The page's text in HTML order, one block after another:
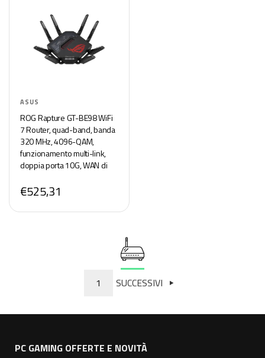
ASUS
ROG Rapture GT-BE98 WiFi
7 Router, quad-band, banda
320 MHz, 4096-QAM,
funzionamento multi-link,
doppia porta 10G, WAN di
compatibilità AiMesh
€525,31
1 SUCCESSIVI
PC GAMING OFFERTE E NOVITÀ